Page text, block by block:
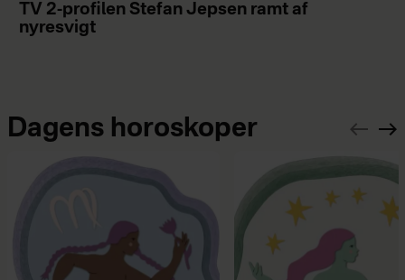
TV 2-profilen Stefan Jepsen ramt af
nyresvigt
Dagens horoskoper